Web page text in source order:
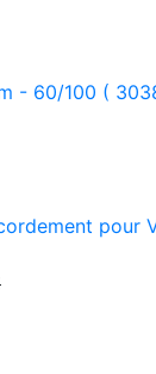
- 60/100 (
pour